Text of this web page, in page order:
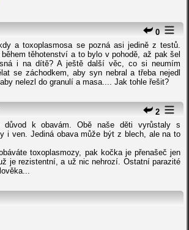
0
a toxoplasmosa se pozná asi jedině z testů.
těhotenství a to bylo v pohodě, až pak šel
i na dítě? A ještě další věc, co si neumím
se záchodkem, aby syn nebral a třeba nejedl
nelezl do granulí a masa.... Jak tohle řešit?
2
k obavám. Obě naše děti vyrůstaly s
i ven. Jediná obava může být z blech, ale na to
toxoplasmozy, pak kočka je přenašeč jen
je rezistentní, a už nic nehrozí. Ostatní parazité